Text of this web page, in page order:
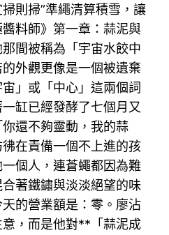
則掃”準繩清算積雪，讓
料師》第一章：蒜泥與
間被稱為「宇宙水餃中
外觀更像是一個被遺棄
」或「中心」這兩個詞
缸已經發酵了七個月又
還不夠靈動，我的蒜
在責備一個不上進的孩
一個人，連蒼蠅都因為難
著鐵鏽與淡淡絕望的味
的營業額是：零。廖沾
，而是他對**「蒜泥成